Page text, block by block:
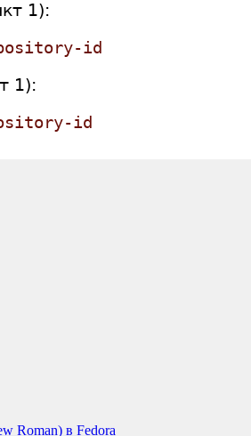
1):
id
1):
id
Roman) в Fedora